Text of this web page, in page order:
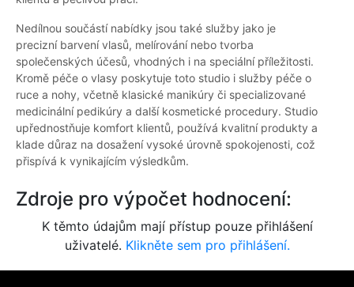
Nedílnou součástí nabídky jsou také služby jako je
precizní barvení vlasů, melírování nebo tvorba
společenských účesů, vhodných i na speciální příležitosti.
Kromě péče o vlasy poskytuje toto studio i služby péče o
ruce a nohy, včetně klasické manikúry či specializované
medicinální pedikúry a další kosmetické procedury. Studio
upřednostňuje komfort klientů, používá kvalitní produkty a
klade důraz na dosažení vysoké úrovně spokojenosti, což
přispívá k vynikajícím výsledkům.
Zdroje pro výpočet hodnocení:
K těmto údajům mají přístup pouze přihlášení
uživatelé. Klikněte sem pro přihlášení.